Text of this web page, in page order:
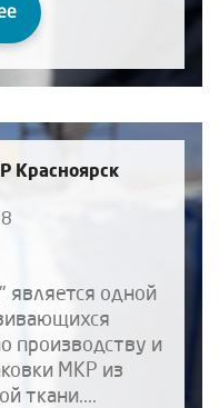
Красноярск
одной
производству и
МКР из
ткани....